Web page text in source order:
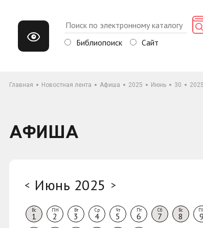
Библиопоиск Сайт
Главная Новостная лента Афиша 2025 Июнь 30 2025
АФИША
< Июнь 2025 >
Вс
1
ПН
2
Вт
3
Ср
4
Чт
5
Пт
6
Сб
7
Вс
8 9